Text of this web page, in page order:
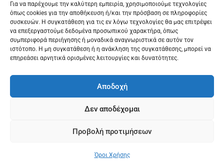
Για να παρέχουμε την καλύτερη εμπειρία, χρησιμοποιούμε τεχνολογίες
όπως cookies για την αποθήκευση ή/και την πρόσβαση σε πληροφορίες
συσκευών. Η συγκατάθεση για τις εν λόγω τεχνολογίες θα μας επιτρέψει
να επεξεργαστούμε δεδομένα προσωπικού χαρακτήρα, όπως
συμπεριφορά περιήγησης ή μοναδικά αναγνωριστικά σε αυτόν τον
ιστότοπο. Η μη συγκατάθεση ή η ανάκληση της συγκατάθεσης, μπορεί να
επηρεάσει αρνητικά ορισμένες λειτουργίες και δυνατότητες.
Αποδοχή
Δεν αποδέχομαι
Προβολή προτιμήσεων
Όροι Χρήσης
Εγγραφή
Ακολουθήστε μας στα social
©2025 Portal Επιμελητηρίου Κέρκυρας, Designed & Developed